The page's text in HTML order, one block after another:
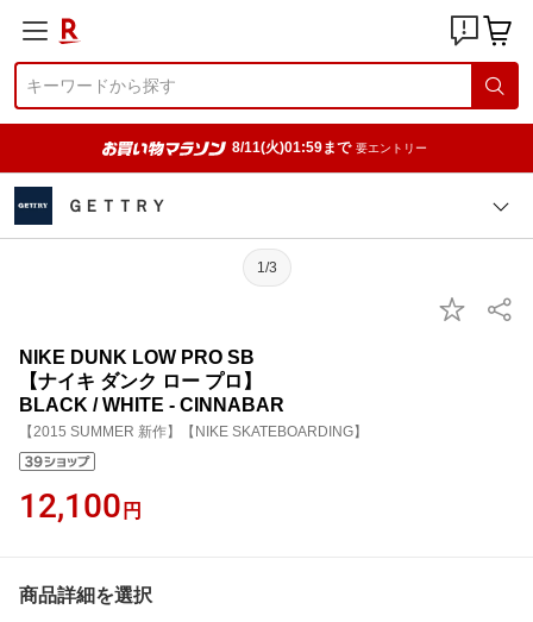
8/11(火)01:59まで 要エントリー
ＧＥＴＴＲＹ
1/3
NIKE DUNK LOW PRO SB
【ナイキ ダンク ロー プロ】
BLACK / WHITE - CINNABAR
【2015 SUMMER 新作】【NIKE SKATEBOARDING】
12,100 円
商品詳細を選択